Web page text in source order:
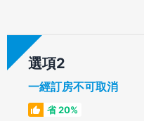
選項
一經訂房不可取消
省 20%